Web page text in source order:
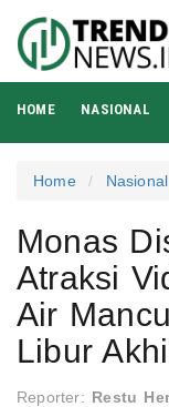
HOME NASIONAL
Home Nasional
Monas
Atraksi
Air
Libur
Reporter: Restu